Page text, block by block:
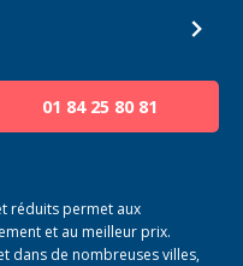
01 84 25 80 81
réduits permet aux
et au meilleur prix.
dans de nombreuses villes,